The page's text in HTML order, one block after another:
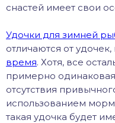
снастей имеет свои
Удочки для зимней
отличаются от
время. Хотя, все
примерно
отсутствия
использованием
такая удочка будет